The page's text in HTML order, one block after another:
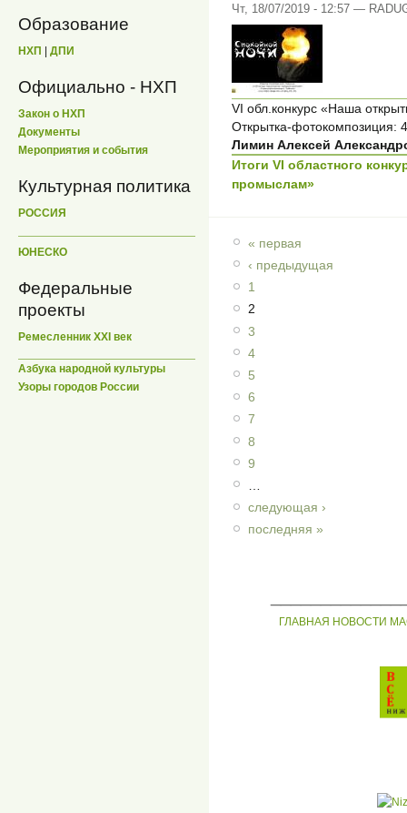
Образование
НХП | ДПИ
Официально - НХП
Закон о НХП
Документы
Мероприятия и события
Культурная политика
РОССИЯ
ЮНЕСКО
Федеральные
проекты
Ремесленник XXI век
Азбука народной культуры
Узоры городов России
Чт, 18/07/2019 - 12:57 —
VI обл.конкурс «Наша
Открытка-фотокомпозиция:
Лимин Алексей
Итоги VI областного
промыслам»
« первая
‹ предыдущая
1
2
3
4
5
6
7
8
9
следующая ›
последняя »
ГЛАВНАЯ НОВОСТИ